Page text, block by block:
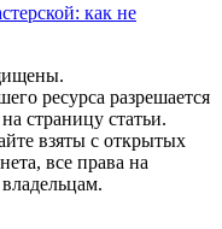
как не
ресурса разрешается
страницу статьи.
взяты с открытых
все права на